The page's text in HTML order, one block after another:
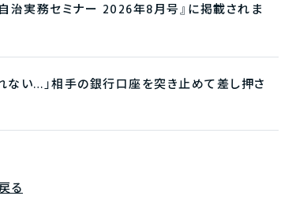
治実務セミナー 2026年8月号』に掲載されま
ない…」相手の銀行口座を突き止めて差し押さ
る